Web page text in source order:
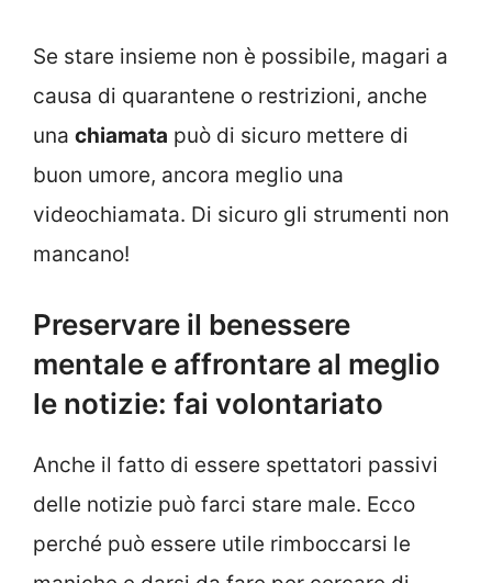
Se stare insieme non è possibile, magari a
causa di quarantene o restrizioni, anche
una chiamata può di sicuro mettere di
buon umore, ancora meglio una
videochiamata. Di sicuro gli strumenti non
mancano!
Preservare il benessere
mentale e affrontare al meglio
le notizie: fai volontariato
Anche il fatto di essere spettatori passivi
delle notizie può farci stare male. Ecco
perché può essere utile rimboccarsi le